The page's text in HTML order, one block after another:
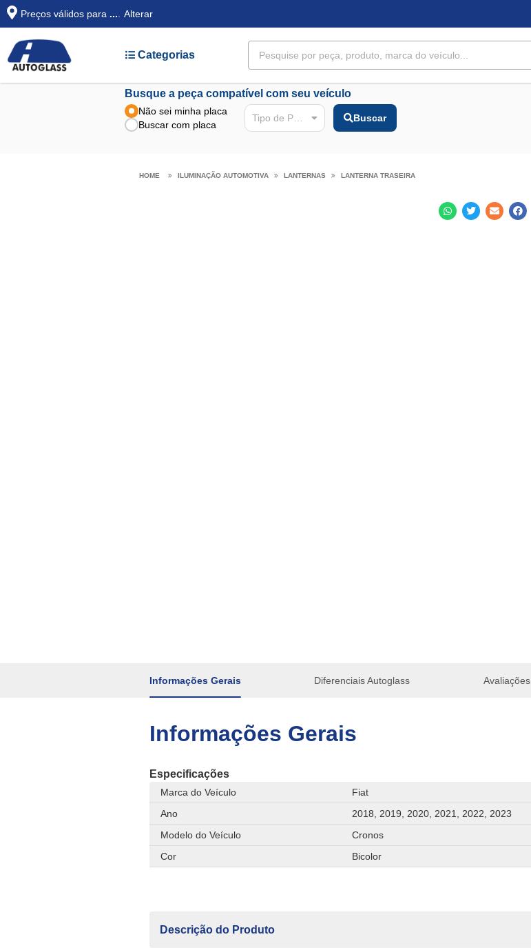
Preços válidos para ... Alterar
Categorias
Busque a peça compatível com seu veículo
Não sei minha placa
Buscar com placa
Tipo de Peça Buscar
ILUMINAÇÃO AUTOMOTIVA LANTERNAS LANTERNA TRASEIRA
Informações Gerais Diferenciais Autoglass Avaliações
Informações Gerais
Especificações
Marca do Veículo
Fiat
Ano
2018, 2019, 2020, 2021, 2022, 2023
Modelo do Veículo
Cronos
Cor
Bicolor
Descrição do Produto